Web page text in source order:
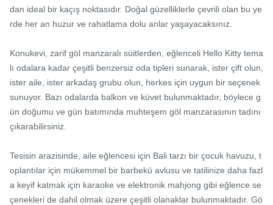
dan ideal bir kaçış noktasıdır. Doğal güzelliklerle çevrili olan bu ye
rde her an huzur ve rahatlama dolu anlar yaşayacaksınız.
Konukevi, zarif göl manzaralı süitlerden, eğlenceli Hello Kitty tema
lı odalara kadar çeşitli benzersiz oda tipleri sunarak, ister çift olun,
ister aile, ister arkadaş grubu olun, herkes için uygun bir seçenek
sunuyor. Bazı odalarda balkon ve küvet bulunmaktadır, böylece g
ün doğumu ve gün batımında muhteşem göl manzarasının tadını
çıkarabilirsiniz.
Tesisin arazisinde, aile eğlencesi için Bali tarzı bir çocuk havuzu, t
oplantılar için mükemmel bir barbekü avlusu ve tatilinize daha fazl
a keyif katmak için karaoke ve elektronik mahjong gibi eğlence se
çenekleri de dahil olmak üzere çeşitli olanaklar bulunmaktadır. Gö